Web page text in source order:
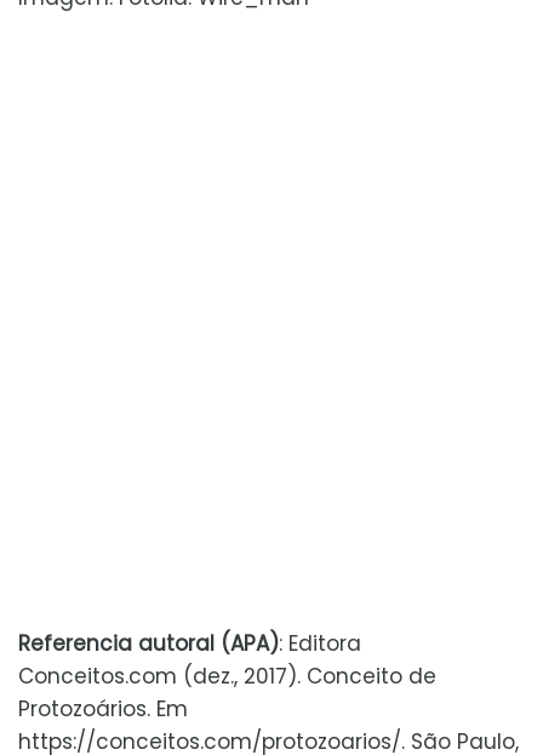
Referencia autoral (APA): Editora
Conceitos.com (dez., 2017). Conceito de
Protozoários. Em
https://conceitos.com/protozoarios/. São Paulo,